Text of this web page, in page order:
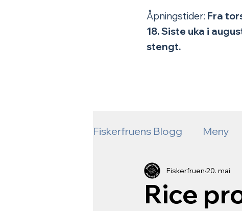
Åpningstider: Fra
18.Siste uka i
stengt.
Fiskerfruens Blogg Meny
Fiskebåtene våre
Rice
Fiskerfruen 20. mai